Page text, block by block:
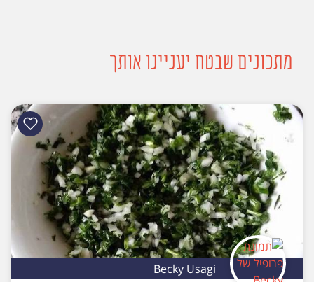
מתכונים שבטח יעניינו אותך
Becky Usagi